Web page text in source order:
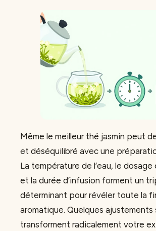
Même le meilleur thé jasmin peut
et déséquilibré avec une
La température de l’eau, le dosage
et la durée d’infusion forment un
déterminant pour révéler toute la
aromatique. Quelques ajustements
transforment radicalement votre